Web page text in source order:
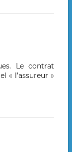
Le contrat
« l’assureur »